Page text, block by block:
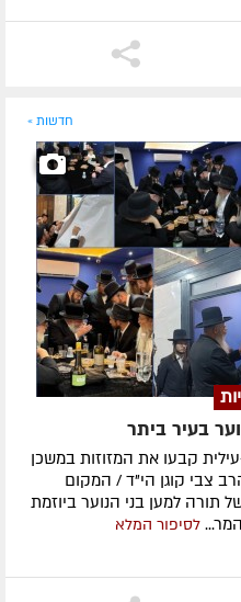
חדשות »
בעיר ביתר
קבעו את המזוזות במשכן
צבי קוגן הי"ד / המקום
תורה למען בני הנוער ביוזמת
לסיפור המלא